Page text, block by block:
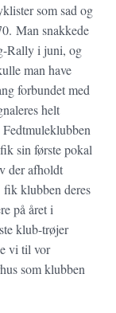
som sad og
Man snakkede
Rally i juni, og
man have
forbundet med
helt
sin første pokal
der afholdt
fik klubben deres
på året i
klub-trøjer
vi til vor
som klubben